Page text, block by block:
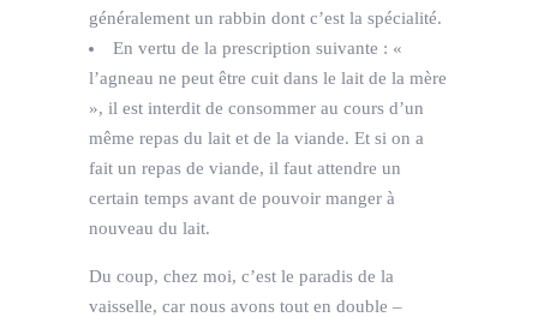
généralement un rabbin dont c’est la spécialité.
En vertu de la prescription suivante : «
l’agneau ne peut être cuit dans le lait de la mère
», il est interdit de consommer au cours d’un
même repas du lait et de la viande. Et si on a
fait un repas de viande, il faut attendre un
certain temps avant de pouvoir manger à
nouveau du lait.
Du coup, chez moi, c’est le paradis de la
vaisselle, car nous avons tout en double –